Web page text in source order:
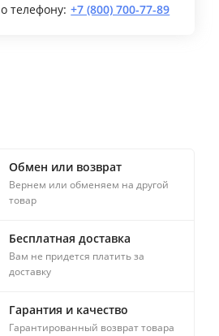
телефону: +7 (800) 700-77-89
Обмен или возврат
Вернем или обменяем на другой
товар
Бесплатная доставка
Вам не придется платить за
доставку
Гарантия и качество
Гарантированный возврат товара